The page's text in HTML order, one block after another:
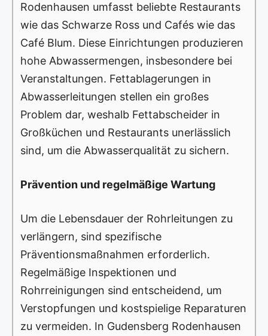
Rodenhausen umfasst beliebte Restaurants
wie das Schwarze Ross und Cafés wie das
Café Blum. Diese Einrichtungen produzieren
hohe Abwassermengen, insbesondere bei
Veranstaltungen. Fettablagerungen in
Abwasserleitungen stellen ein großes
Problem dar, weshalb Fettabscheider in
Großküchen und Restaurants unerlässlich
sind, um die Abwasserqualität zu sichern.
Prävention und regelmäßige Wartung
Um die Lebensdauer der Rohrleitungen zu
verlängern, sind spezifische
Präventionsmaßnahmen erforderlich.
Regelmäßige Inspektionen und
Rohrreinigungen sind entscheidend, um
Verstopfungen und kostspielige Reparaturen
zu vermeiden. In Gudensberg Rodenhausen